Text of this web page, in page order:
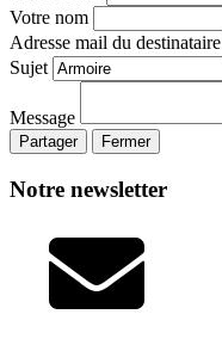
Votre nom
Adresse mail du destinataire
Sujet
Message
Partager Fermer
Notre newsletter